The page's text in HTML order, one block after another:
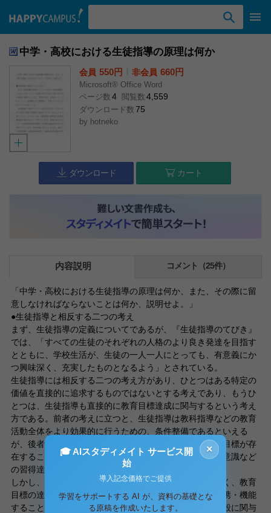
中学・高校における生徒指導の原理は何か
会員 550円 非会員 660円
Microsoft® Office Word
ページ数 4 閲覧数 4,559
ダウンロード数 75
by hotneko
ダウンロード カート
内容説明 コメント（25件）
「中学・高校における生徒指導の原理は何か、また、その際に留
意しなければならないことは何か、説明せよ。」
●生徒指導と相反する二つの考え
まず、生徒指導の定義についてであるが、『生徒指導のてびき』
では、「すべての生徒のそれぞれの人格のより良き発達を目指す
とともに、学校生活が、生徒の一人一人にとっても、有意義にか
つ興味深く、充実したものとなるよう」とされている。
生徒指導には相反する二つの考え方があり、ひとつはある特定の
価値を直接的に追求するものではないとする考えであり、もうひ
とつは、生徒指導も直接的に教育目標達成に関与するという考え
方である。前者の考えに立つと、生徒指導は教科指導などの教育
活動全体をより効果的に行うための、条件整備であるといえる
が、後者では生徒指導にも教科指導同様の、明確な教育目標が存
在することになる。つまり、生活習慣や主体的思考、性意識など
の習得達成に生徒指導が直接関与するということである。
しかし、教育は指導領域を明確に区別出来るものではなく、教育
目標の達成には、教育活動のすべての要素が効果的に連携・機能
することが必要である。つまり、生徒指導は、教育の全般に関与
×
🎓 AIスタディメイト サービス開
始
導入記念価格でご提供
学習をサポートする AI が、資料の基礎とな
る原稿を作成いたします。